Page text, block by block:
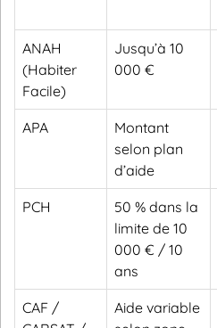
ANAH
(Habiter
Facile)
Jusqu’à 10
000 €
APA
Montant
selon plan
d’aide
PCH
50 % dans la
limite de 10
000 € / 10
ans
CAF /
Aide variable